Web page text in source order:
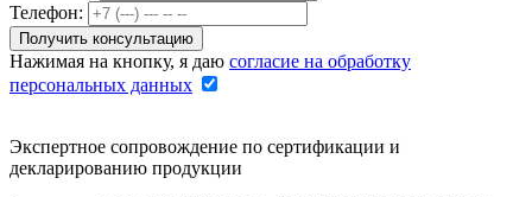
Телефон:
Нажимая на кнопку, я даю согласие на обработку
персональных данных
Экспертное сопровождение по сертификации и
декларированию продукции